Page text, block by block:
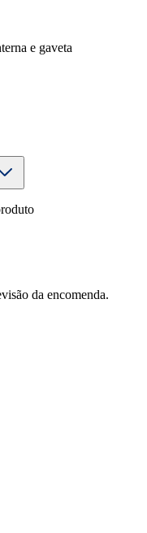
e gaveta
da encomenda.